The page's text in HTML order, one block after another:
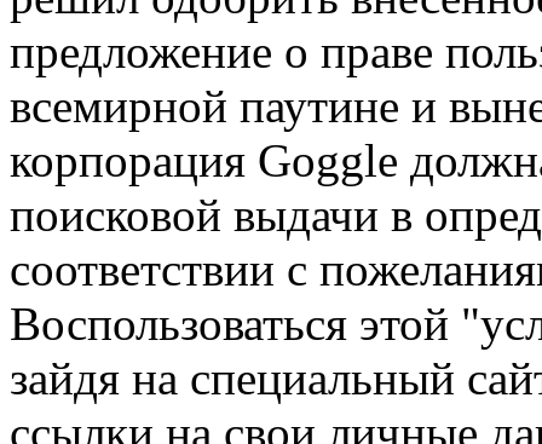
предложение о праве
всемирной паутине и
корпорация Goggle
поисковой выдачи в
соответствии с
Воспользоваться этой
зайдя на специальный
ссылки на свои личные